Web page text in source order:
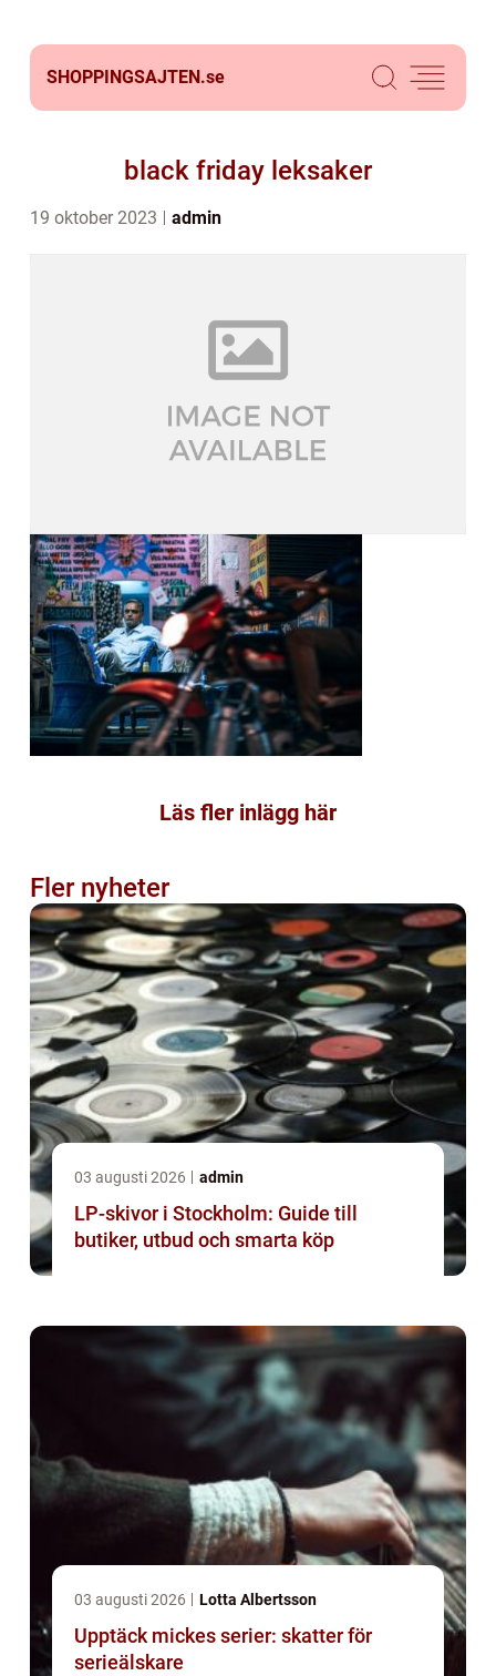
SHOPPINGSAJTEN.se
black friday leksaker
19 oktober 2023 admin
Läs fler inlägg här
Fler nyheter
03 augusti 2026 admin
LP-skivor i Stockholm: Guide till
butiker, utbud och smarta köp
03 augusti 2026 Lotta Albertsson
Upptäck mickes serier: skatter för
serieälskare